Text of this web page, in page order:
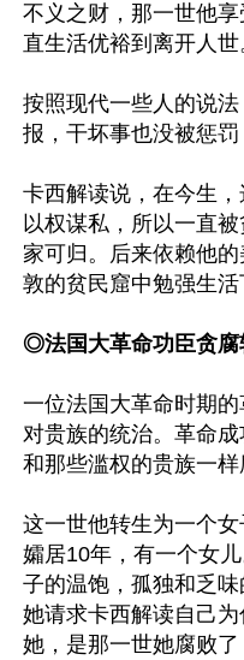
不义之财，那一世他
直生活优裕到离开人世
按照现代一些人的说
报，干坏事也没被惩
卡西解读说，在今生
以权谋私，所以一直
家可归。后来依赖他
敦的贫民窟中勉强生活
◎法国大革命功臣贪腐
一位法国大革命时期
对贵族的统治。革命
和那些滥权的贵族一样
这一世他转生为一个
孀居10年，有一个女
子的温饱，孤独和乏
她请求卡西解读自己
她，是那一世她腐败了